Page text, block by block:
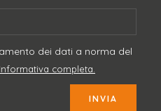
dei dati a norma del
Informativa completa.
INVIA